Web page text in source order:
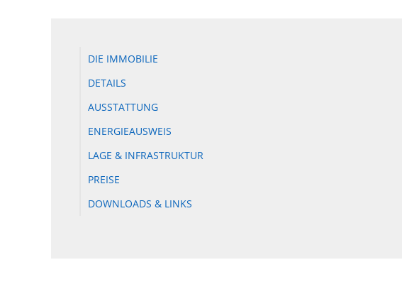
DIE IMMOBILIE
DETAILS
AUSSTATTUNG
ENERGIEAUSWEIS
LAGE & INFRASTRUKTUR
PREISE
DOWNLOADS & LINKS